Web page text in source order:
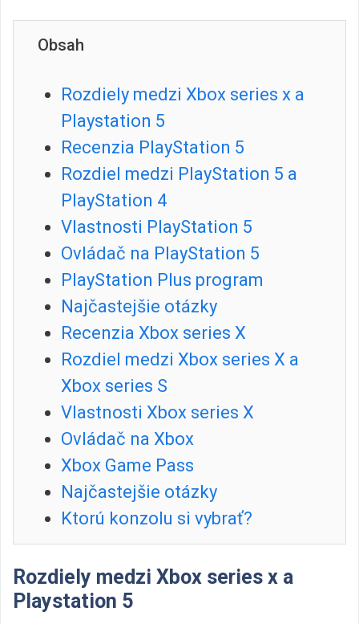
Obsah
Rozdiely medzi Xbox series x a
Playstation 5
Recenzia PlayStation 5
Rozdiel medzi PlayStation 5 a
PlayStation 4
Vlastnosti PlayStation 5
Ovládač na PlayStation 5
PlayStation Plus program
Najčastejšie otázky
Recenzia Xbox series X
Rozdiel medzi Xbox series X a
Xbox series S
Vlastnosti Xbox series X
Ovládač na Xbox
Xbox Game Pass
Najčastejšie otázky
Ktorú konzolu si vybrať?
Rozdiely medzi Xbox series x a
Playstation 5